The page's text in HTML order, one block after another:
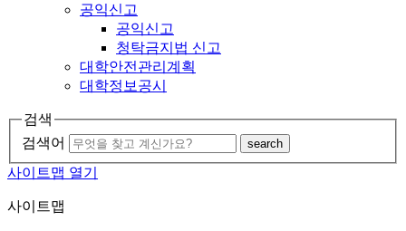
공익신고
공익신고
청탁금지법 신고
대학안전관리계획
대학정보공시
검색
검색어
search
사이트맵 열기
사이트맵